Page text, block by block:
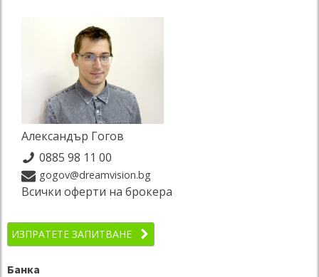
Александър Гогов
0885 98 11 00
gogov@dreamvision.bg
Всички оферти на брокера
ИЗПРАТЕТЕ ЗАПИТВАНЕ
Банка